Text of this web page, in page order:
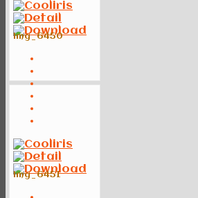
img_6450
img_6451